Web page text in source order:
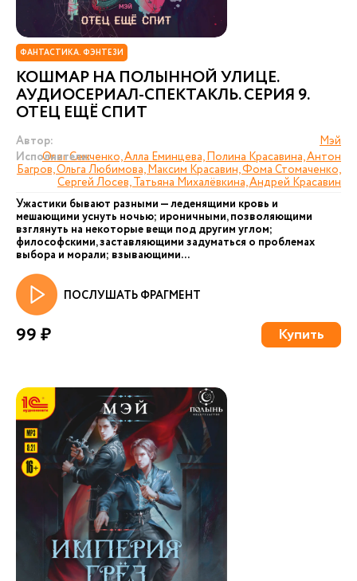
ФАНТАСТИКА. ФЭНТЕЗИ
КОШМАР НА ПОЛЫННОЙ УЛИЦЕ.
АУДИОСЕРИАЛ-СПЕКТАКЛЬ. СЕРИЯ 9.
ОТЕЦ ЕЩЁ СПИТ
Автор:
Мэй
Исполнители:
Олег Сенченко, Алла Еминцева, Полина Красавина, Антон
Багров, Ольга Любимова, Максим Красавин, Фома Стомаченко,
Сергей Лосев, Татьяна Михалёвкина, Андрей Красавин
Ужастики бывают разными — леденящими кровь и
мешающими уснуть ночью; ироничными, позволяющими
взглянуть на некоторые вещи под другим углом;
философскими, заставляющими задуматься о проблемах
выбора и морали; взывающими...
ПОСЛУШАТЬ ФРАГМЕНТ
99 ₽ Купить